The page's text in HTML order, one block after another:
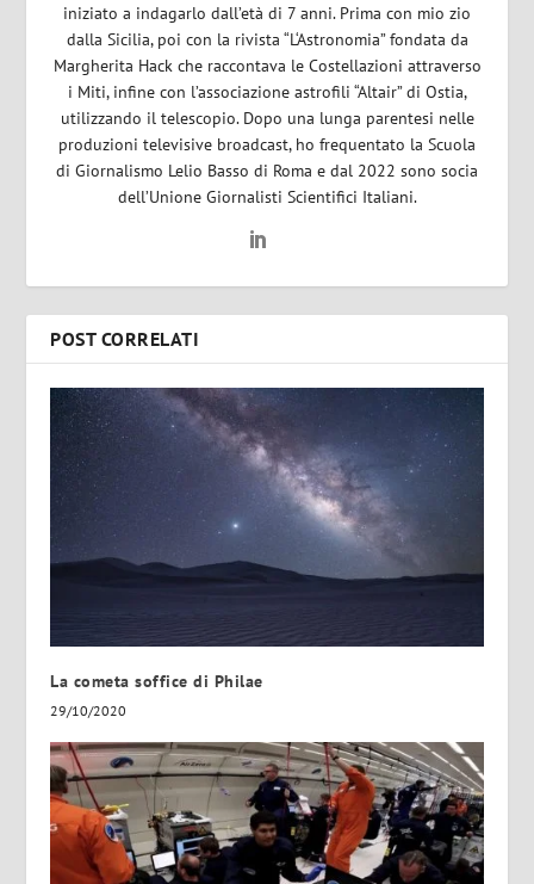
iniziato a indagarlo dall’età di 7 anni. Prima con mio zio
dalla Sicilia, poi con la rivista “L‘Astronomia” fondata da
Margherita Hack che raccontava le Costellazioni attraverso
i Miti, infine con l’associazione astrofili “Altair” di Ostia,
utilizzando il telescopio. Dopo una lunga parentesi nelle
produzioni televisive broadcast, ho frequentato la Scuola
di Giornalismo Lelio Basso di Roma e dal 2022 sono socia
dell’Unione Giornalisti Scientifici Italiani.
POST CORRELATI
La cometa soffice di Philae
29/10/2020